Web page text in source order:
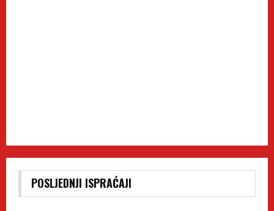
POSLJEDNJI ISPRAĆAJI